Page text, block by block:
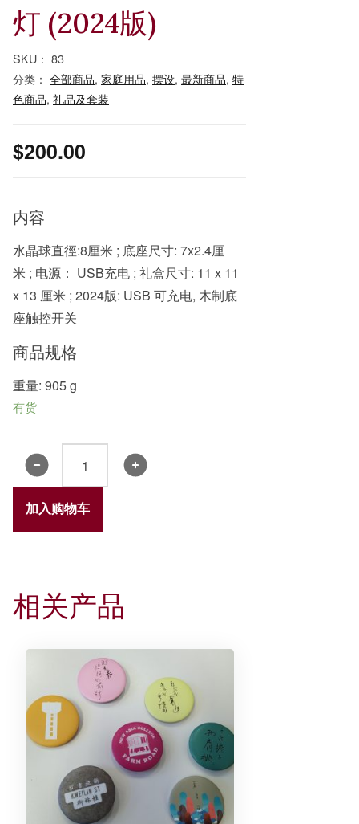
灯 (2024版)
SKU： 83
分类： 全部商品, 家庭用品, 摆设, 最新商品, 特
色商品, 礼品及套装
$200.00
内容
水晶球直徑:8厘米 ; 底座尺寸: 7x2.4厘
米 ; 电源： USB充电 ; 礼盒尺寸: 11 x 11
x 13 厘米 ; 2024版: USB 可充电, 木制底
座触控开关
商品规格
重量: 905 g
有货
水
塔
夜
(2024
数
加入购物车
相关产品